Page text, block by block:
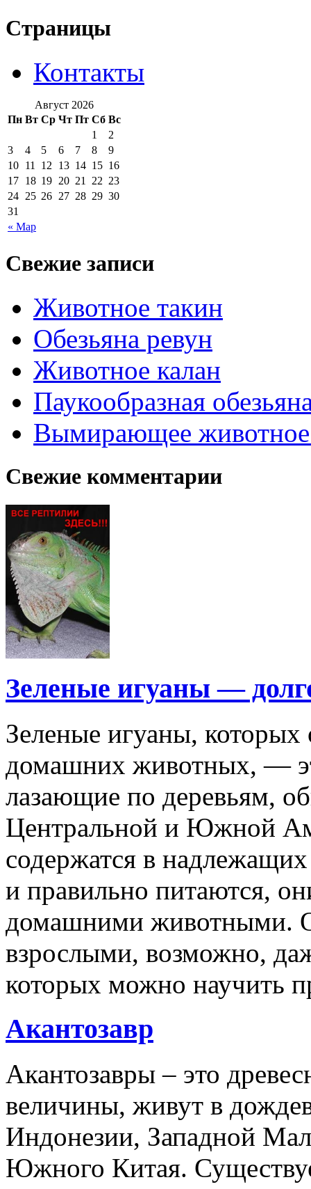
Страницы
Контакты
Август 2026
Пн Вт Ср Чт Пт Сб Вс
« Мар
1
2
3
4 5 6 7 8
9
10 11 12 13 14 15 16
17 18 19 20 21 22 23
24 25 26 27 28 29 30
31
Свежие записи
Животное такин
Обезьяна ревун
Животное калан
Паукообразная
Вымирающее
Свежие комментарии
Зеленые игуаны —
Зеленые игуаны, которых
домашних животных, —
лазающие по деревьям,
Центральной и Южной
содержатся в
и правильно питаются,
домашними животными.
взрослыми, возможно,
которых можно научить
Акантозавр
Акантозавры – это
величины, живут в
Индонезии, Западной
Южного Китая.